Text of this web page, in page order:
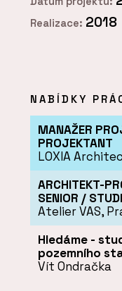
Realizace: 2018
NABÍDKY
MANAŽER
PROJEKTANT
LOXIA
ARCHITEKT-
SENIOR /
Atelier VAS,
Hledáme -
pozemního
Vít Ondračka